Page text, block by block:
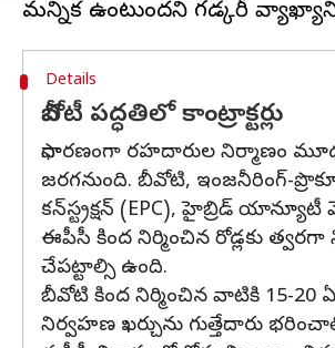
Details
బీవోటీ పద్ధతిలో కాంట్రాక్టర్లు
సాధారణంగా రహదారుల నిర్మాణం
జరగనుంది. బీవోటి, ఇంజనీరింగ్-
కన్‌స్ట్రక్షన్ (EPC), హైబ్రిడ్
ఈపీసీ కింద నిర్మించిన రోడ్లకు
చేపట్టాల్సి ఉంది.
బీవోటి కింద నిర్మించిన వాటికి 15-20
నిర్వహణ ఖర్చును గుత్తేదారు